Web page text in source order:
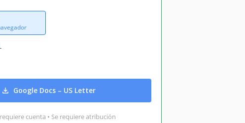
Google Docs – US Letter
cuenta • Se requiere atribución